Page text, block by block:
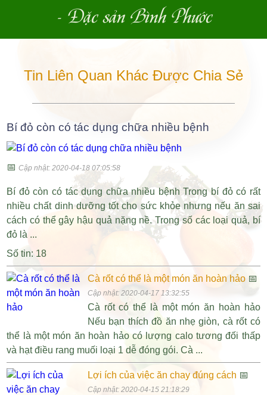
- Đặc sản Bình Phước
Tin Liên Quan Khác Được Chia Sẻ
Bí đỏ còn có tác dụng chữa nhiều bệnh
📅Cập nhật: 2020-04-18 07:05:58
Bí đỏ còn có tác dụng chữa nhiều bệnh Trong bí đỏ có rất
nhiều chất dinh dưỡng tốt cho sức khỏe nhưng nếu ăn sai
cách có thể gây hậu quả nặng nề. Trong số các loại quả, bí
đỏ là ...
Số tin: 18
Cà rốt có thể là một món ăn hoàn hảo📅
Cập nhật: 2020-04-17 13:32:55
Cà rốt có thể là một món ăn hoàn hảo
Nếu bạn thích đồ ăn nhẹ giòn, cà rốt có
thể là một món ăn hoàn hảo có lượng calo tương đối thấp
và hạt điều rang muối loại 1 dễ đóng gói. Cà ...
Lợi ích của việc ăn chay đúng cách 📅
Cập nhật: 2020-04-15 21:18:29